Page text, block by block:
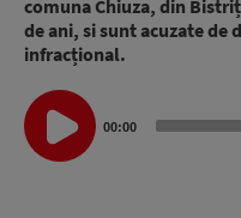
comuna Chiuza, din
de ani, si sunt acuzate
infracțional.
Audio
Player
00:00